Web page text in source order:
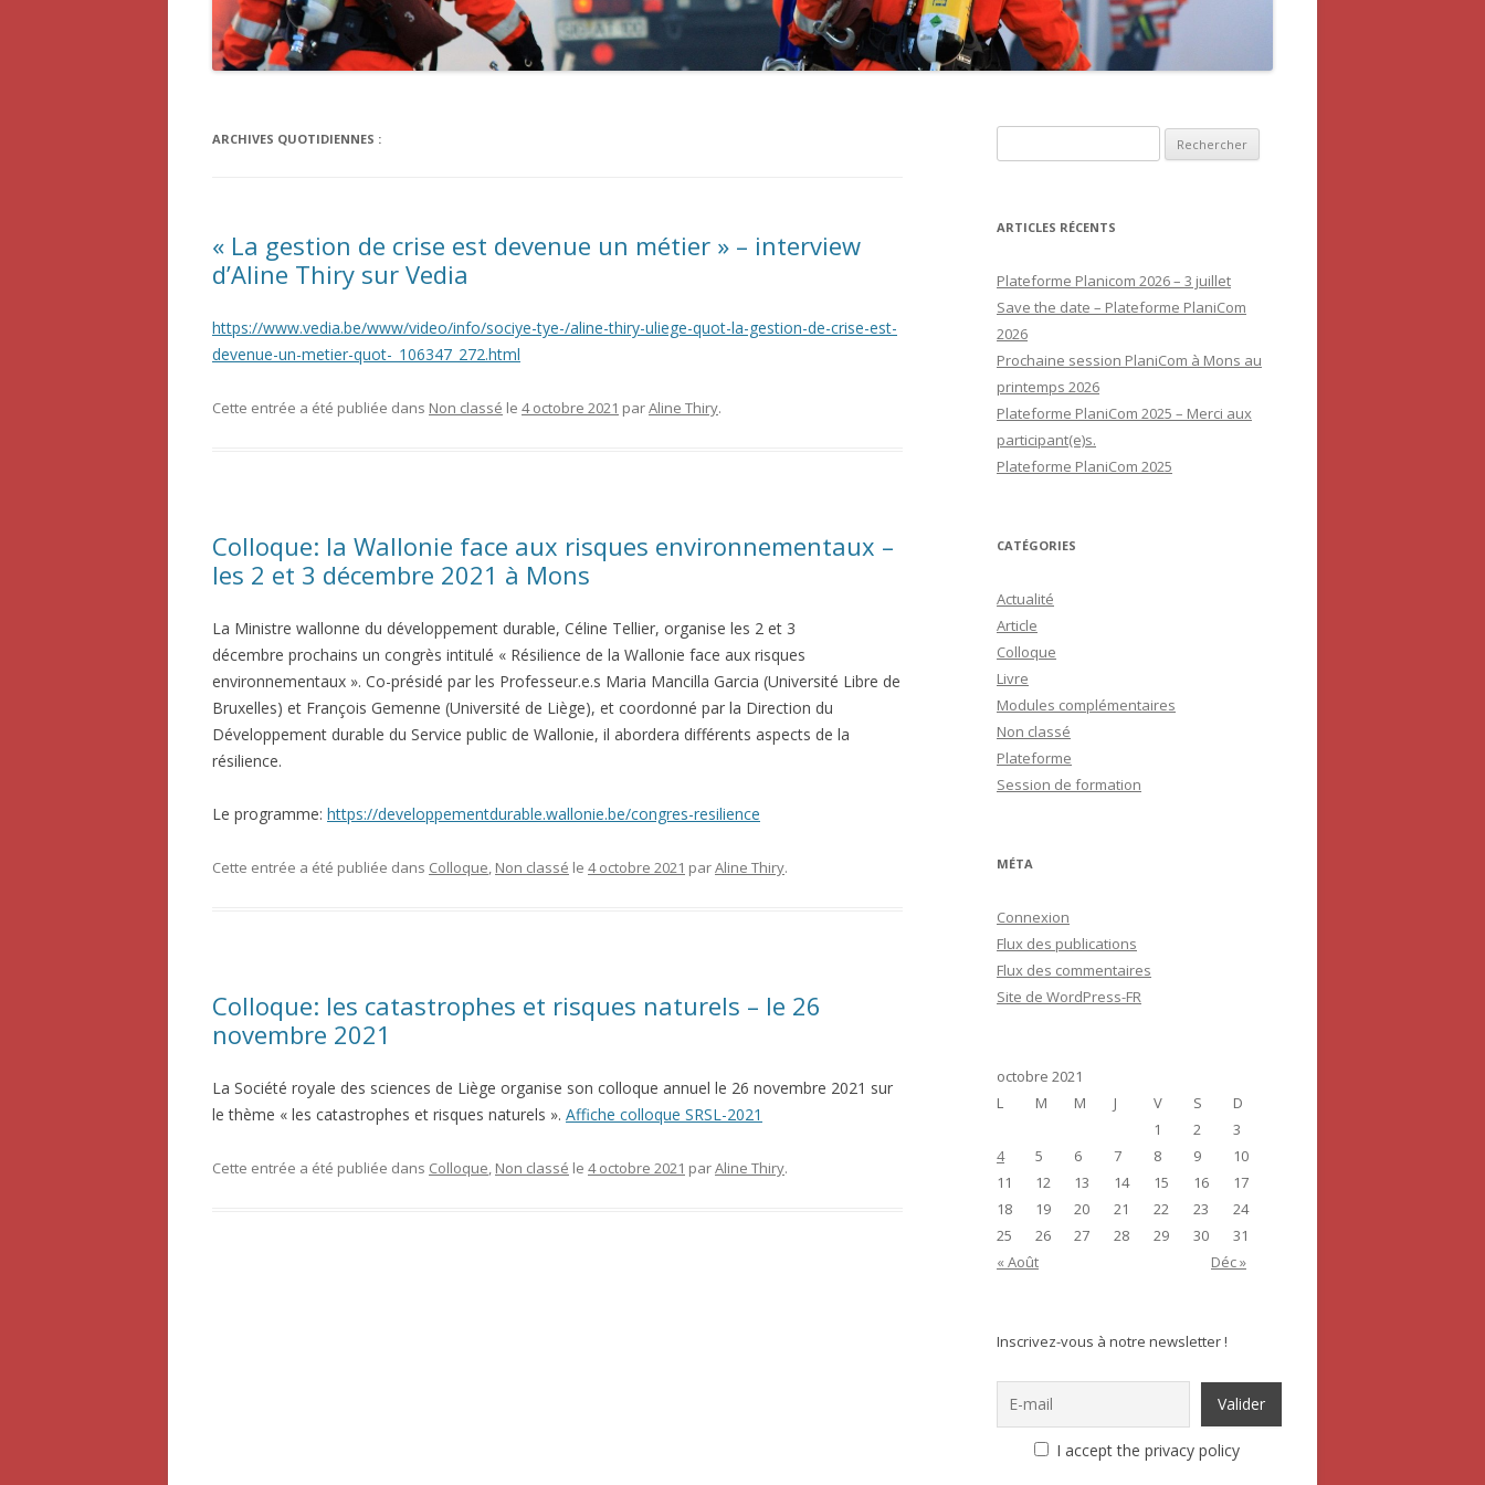
ARCHIVES QUOTIDIENNES :
« La gestion de crise est devenue un métier » – interview
d’Aline Thiry sur Vedia
https://www.vedia.be/www/video/info/sociye-tye-/aline-thiry-uliege-quot-la-gestion-de-crise-est-
devenue-un-metier-quot-_106347_272.html
Cette entrée a été publiée dans Non classé le 4 octobre 2021 parAline Thiry.
Colloque: la Wallonie face aux risques environnementaux –
les 2 et 3 décembre 2021 à Mons
La Ministre wallonne du développement durable, Céline Tellier, organise les 2 et 3
décembre prochains un congrès intitulé « Résilience de la Wallonie face aux risques
environnementaux ». Co-présidé par les Professeur.e.s Maria Mancilla Garcia (Université Libre de
Bruxelles) et François Gemenne (Université de Liège), et coordonné par la Direction du
Développement durable du Service public de Wallonie, il abordera différents aspects de la
résilience.
Le programme: https://developpementdurable.wallonie.be/congres-resilience
Cette entrée a été publiée dans Colloque Non classé le 4 octobre 2021 parAline Thiry.
Colloque: les catastrophes et risques naturels – le 26
novembre 2021
La Société royale des sciences de Liège organise son colloque annuel le 26 novembre 2021 sur
le thème « les catastrophes et risques naturels ». Affiche colloque SRSL-2021
Cette entrée a été publiée dans Colloque Non classé le 4 octobre 2021 parAline Thiry.
ARTICLES RÉCENTS
Plateforme Planicom 2026 – 3 juillet
Save the date – Plateforme PlaniCom
2026
Prochaine session PlaniCom à Mons au
printemps 2026
Plateforme PlaniCom 2025 – Merci aux
participant(e)s.
Plateforme PlaniCom 2025
CATÉGORIES
Actualité
Article
Colloque
Livre
Modules complémentaires
Non classé
Plateforme
Session de formation
MÉTA
Connexion
Flux des publications
Flux des commentaires
Site de WordPress-FR
octobre 2021
L
M M J V S
D
1
2
3
4
5 6 7 8 9
10
11
12 13 14 15 16
17
18
19 20 21 22 23
24
25
26 27 28 29 30
31
« Août
Déc »
Inscrivez-vous à notre newsletter !
I accept the privacy policy